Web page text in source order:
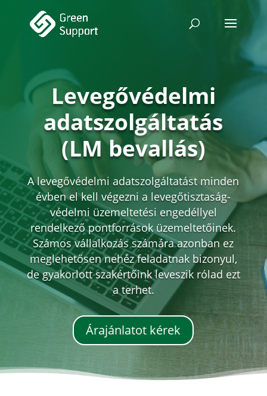
Levegővédelmi
adatszolgáltatás
(LM bevallás)
A levegővédelmi adatszolgáltatást minden
évben el kell végezni a levegőtisztaság-
védelmi üzemeltetési engedéllyel
rendelkező pontforrások üzemeltetőinek.
Számos vállalkozás számára azonban ez
meglehetősen nehéz feladatnak bizonyul,
de gyakorlott szakértőink leveszik rólad ezt
a terhet.
Árajánlatot kérek